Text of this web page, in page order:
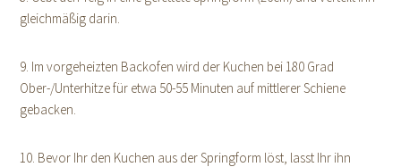
gleichmäßig darin.
9. Im vorgeheizten Backofen wird der Kuchen bei 180 Grad
Ober-/Unterhitze für etwa 50-55 Minuten auf mittlerer Schiene
gebacken.
10. Bevor Ihr den Kuchen aus der Springform löst, lasst Ihr ihn